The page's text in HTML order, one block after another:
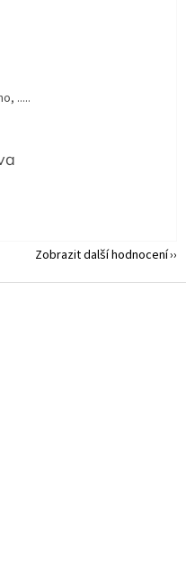
z 5 hvězdiček.
.....
z 5 hvězdiček.
Zobrazit další hodnocení